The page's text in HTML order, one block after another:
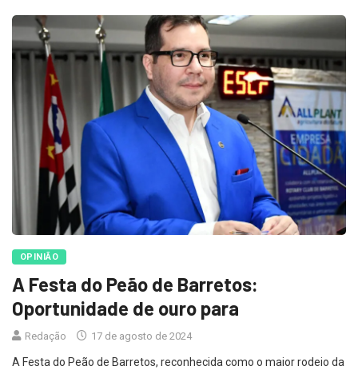
OPINIÃO
A Festa do Peão de Barretos:
Oportunidade de ouro para
Redação 17 de agosto de 2024
A Festa do Peão de Barretos, reconhecida como o maior rodeio da